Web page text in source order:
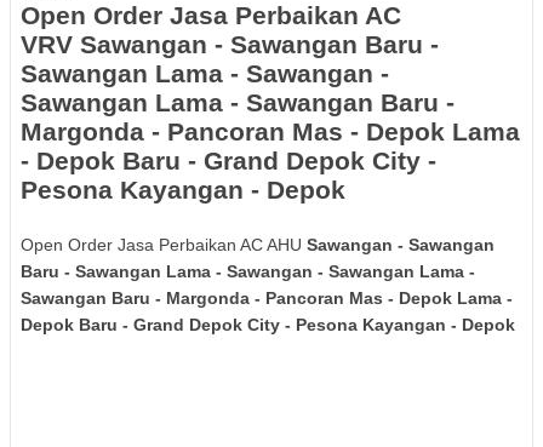
Open Order Jasa Perbaikan AC
VRV Sawangan - Sawangan Baru -
Sawangan Lama - Sawangan -
Sawangan Lama - Sawangan Baru -
Margonda - Pancoran Mas - Depok Lama
- Depok Baru - Grand Depok City -
Pesona Kayangan - Depok
Open Order Jasa Perbaikan AC AHU Sawangan - Sawangan
Baru - Sawangan Lama - Sawangan - Sawangan Lama -
Sawangan Baru - Margonda - Pancoran Mas - Depok Lama -
Depok Baru - Grand Depok City - Pesona Kayangan - Depok